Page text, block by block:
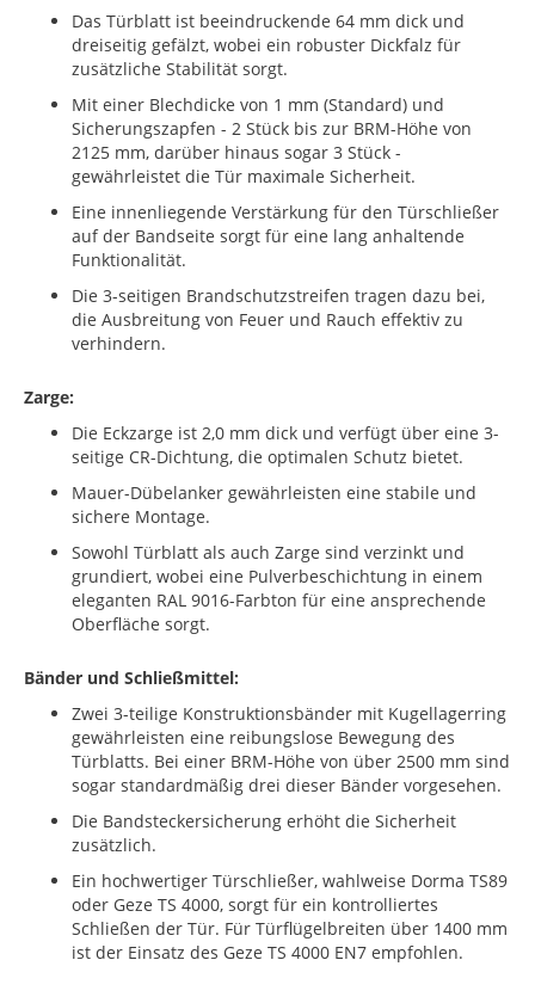
Das Türblatt ist beeindruckende 64 mm dick und
dreiseitig gefälzt, wobei ein robuster Dickfalz für
zusätzliche Stabilität sorgt.
Mit einer Blechdicke von 1 mm (Standard) und
Sicherungszapfen - 2 Stück bis zur BRM-Höhe von
2125 mm, darüber hinaus sogar 3 Stück -
gewährleistet die Tür maximale Sicherheit.
Eine innenliegende Verstärkung für den Türschließer
auf der Bandseite sorgt für eine lang anhaltende
Funktionalität.
Die 3-seitigen Brandschutzstreifen tragen dazu bei,
die Ausbreitung von Feuer und Rauch effektiv zu
verhindern.
Zarge:
Die Eckzarge ist 2,0 mm dick und verfügt über eine 3-
seitige CR-Dichtung, die optimalen Schutz bietet.
Mauer-Dübelanker gewährleisten eine stabile und
sichere Montage.
Sowohl Türblatt als auch Zarge sind verzinkt und
grundiert, wobei eine Pulverbeschichtung in einem
eleganten RAL 9016-Farbton für eine ansprechende
Oberfläche sorgt.
Bänder und Schließmittel:
Zwei 3-teilige Konstruktionsbänder mit Kugellagerring
gewährleisten eine reibungslose Bewegung des
Türblatts. Bei einer BRM-Höhe von über 2500 mm sind
sogar standardmäßig drei dieser Bänder vorgesehen.
Die Bandsteckersicherung erhöht die Sicherheit
zusätzlich.
Ein hochwertiger Türschließer, wahlweise Dorma TS89
oder Geze TS 4000, sorgt für ein kontrolliertes
Schließen der Tür. Für Türflügelbreiten über 1400 mm
ist der Einsatz des Geze TS 4000 EN7 empfohlen.